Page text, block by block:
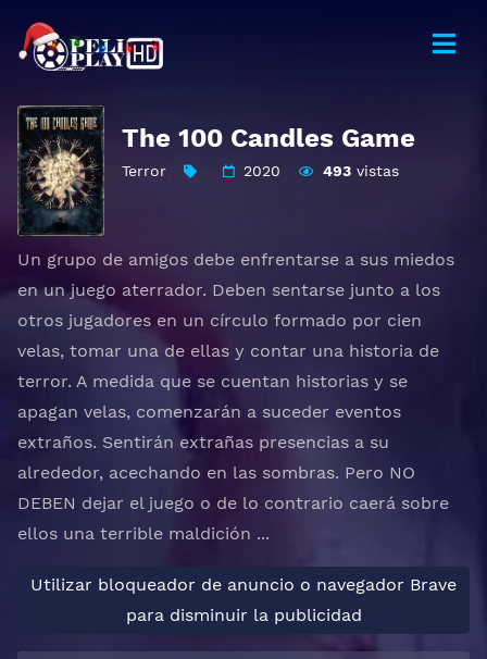
The 100 Candles Game
Terror 2020 493vistas
Un grupo de amigos debe enfrentarse a sus miedos
en un juego aterrador. Deben sentarse junto a los
otros jugadores en un círculo formado por cien
velas, tomar una de ellas y contar una historia de
terror. A medida que se cuentan historias y se
apagan velas, comenzarán a suceder eventos
extraños. Sentirán extrañas presencias a su
alrededor, acechando en las sombras. Pero NO
DEBEN dejar el juego o de lo contrario caerá sobre
ellos una terrible maldición ...
Utilizar bloqueador de anuncio o navegador Brave
para disminuir la publicidad